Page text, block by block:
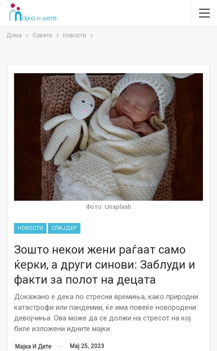
Дома Совети Новости
Фото: Unsplash
НОВОСТИ СЛАЈДЕР
Зошто некои жени раѓаат само
ќерки, а други синови: Заблуди и
факти за полот на децата
Докажано е дека по стресни времиња, како природни
катастрофи или пандемии, ќе има повеќе новородени
девојчиња. Ова може да се должи на стресот на кој
биле изложени идните мајки.
Мајка И Дете Мај 25, 2023